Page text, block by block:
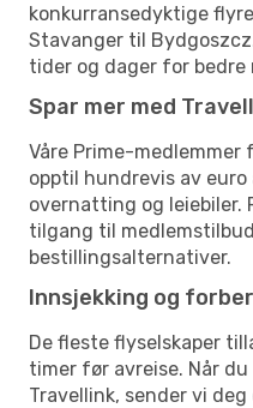
konkurransedyktige
Stavanger til
tider og dager for bedre
Spar mer med
Våre Prime-medlemmer
opptil hundrevis av euro
overnatting og leiebiler.
tilgang til
bestillingsalternativer.
Innsjekking og
De fleste flyselskaper
timer før avreise. Når
Travellink, sender vi